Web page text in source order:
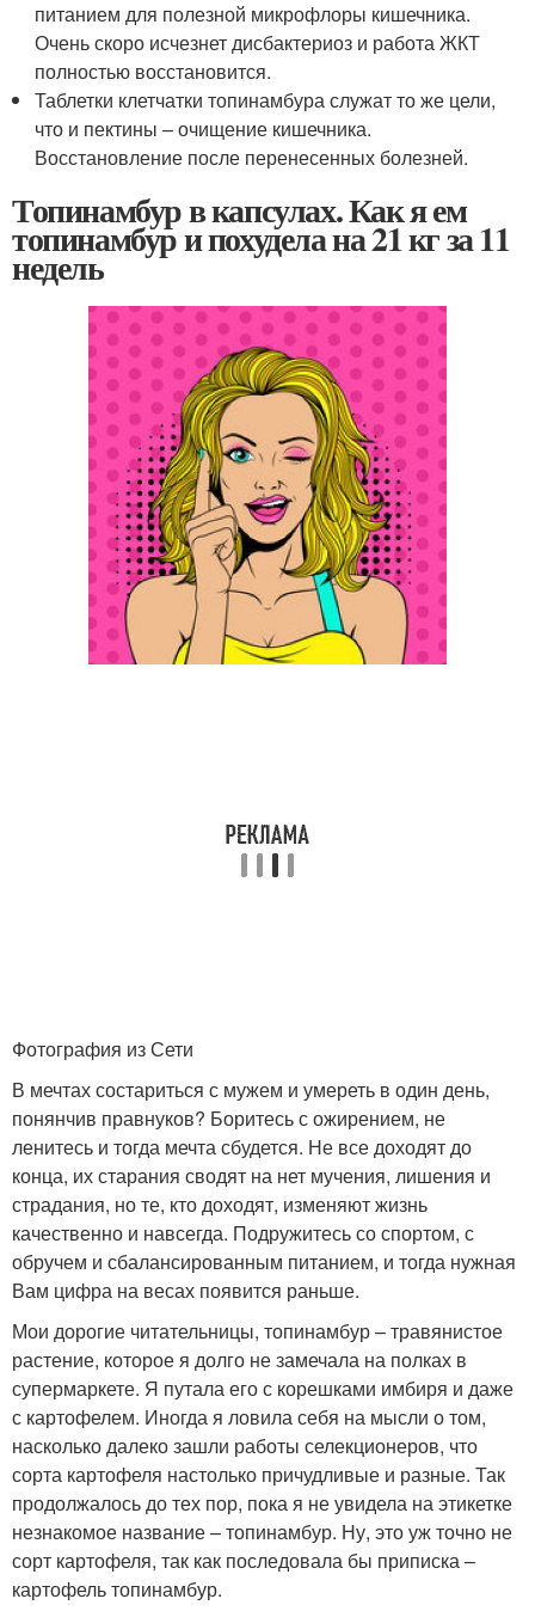
питанием для полезной микрофлоры кишечника.
Очень скоро исчезнет дисбактериоз и работа ЖКТ
полностью восстановится.
Таблетки клетчатки топинамбура служат то же цели,
что и пектины – очищение кишечника.
Восстановление после перенесенных болезней.
Топинамбур в капсулах. Как я ем
топинамбур и похудела на 21 кг за 11
недель
Фотография из Сети
В мечтах состариться с мужем и умереть в один день,
понянчив правнуков? Боритесь с ожирением, не
ленитесь и тогда мечта сбудется. Не все доходят до
конца, их старания сводят на нет мучения, лишения и
страдания, но те, кто доходят, изменяют жизнь
качественно и навсегда. Подружитесь со спортом, с
обручем и сбалансированным питанием, и тогда нужная
Вам цифра на весах появится раньше.
Мои дорогие читательницы, топинамбур – травянистое
растение, которое я долго не замечала на полках в
супермаркете. Я путала его с корешками имбиря и даже
с картофелем. Иногда я ловила себя на мысли о том,
насколько далеко зашли работы селекционеров, что
сорта картофеля настолько причудливые и разные. Так
продолжалось до тех пор, пока я не увидела на этикетке
незнакомое название – топинамбур. Ну, это уж точно не
сорт картофеля, так как последовала бы приписка –
картофель топинамбур.